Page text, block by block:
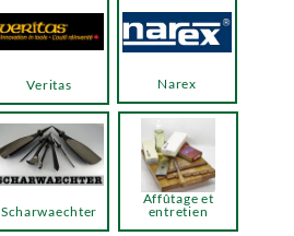
Narex
Veritas
Scharwaechter
Affûtage et
entretien